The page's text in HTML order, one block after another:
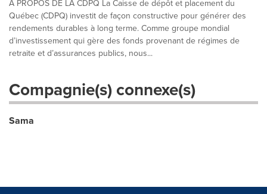
À PROPOS DE LA CDPQ La Caisse de dépôt et placement du
Québec (CDPQ) investit de façon constructive pour générer des
rendements durables à long terme. Comme groupe mondial
d’investissement qui gère des fonds provenant de régimes de
retraite et d’assurances publics, nous...
Compagnie(s) connexe(s)
Sama